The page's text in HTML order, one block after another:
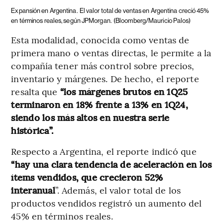
Expansión en Argentina. El valor total de ventas en Argentina creció 45%
en términos reales, según JPMorgan. (Bloomberg/Mauricio Palos)
Esta modalidad, conocida como ventas de
primera mano o ventas directas, le permite a la
compañía tener más control sobre precios,
inventario y márgenes. De hecho, el reporte
resalta que “los márgenes brutos en 1Q25
terminaron en 18% frente a 13% en 1Q24,
siendo los más altos en nuestra serie
histórica”.
Respecto a Argentina, el reporte indicó que
“hay una clara tendencia de aceleración en los
ítems vendidos, que crecieron 52%
interanual”. Además, el valor total de los
productos vendidos registró un aumento del
45% en términos reales.